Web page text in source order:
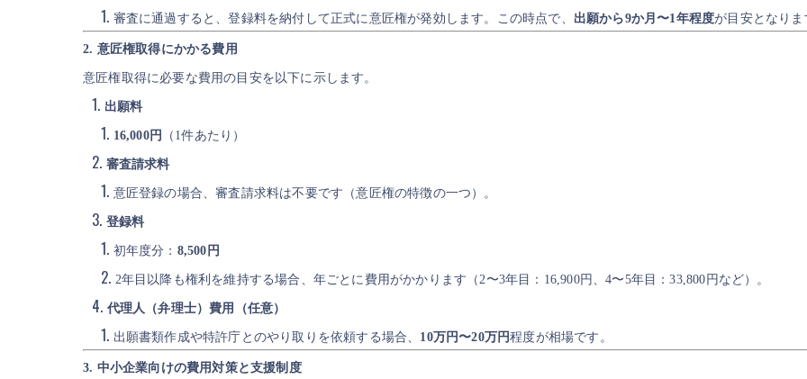
審査に通過すると、登録料を納付して正式に意匠権が発効します。この時点で、 出願から9か月〜1年程度が目安となりま
2. 意匠権取得にかかる費用
意匠権取得に必要な費用の目安を以下に示します。
出願料
16,000円 （1件あたり）
審査請求料
意匠登録の場合、審査請求料は不要です（意匠権の特徴の一つ）。
登録料
初年度分： 8,500円
2年目以降も権利を維持する場合、年ごとに費用がかかります（2〜3年目：16,900円、4〜5年目：33,800円など）。
代理人（弁理士）費用（任意）
出願書類作成や特許庁とのやり取りを依頼する場合、 10万円〜20万円程度が相場です。
3. 中小企業向けの費用対策と支援制度